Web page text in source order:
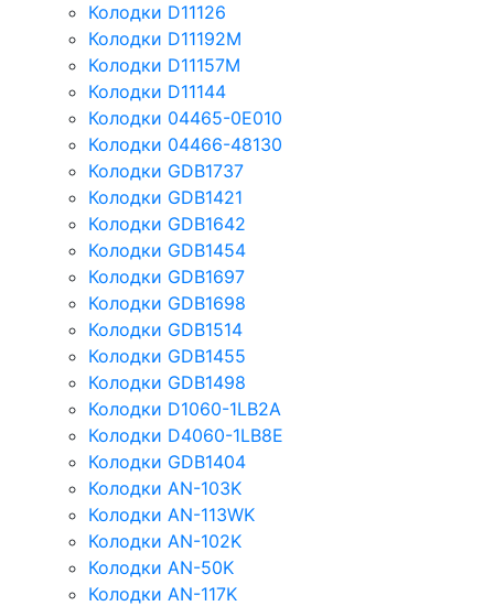
Колодки D11126
Колодки D11192M
Колодки D11157M
Колодки D11144
Колодки 04465-0E010
Колодки 04466-48130
Колодки GDB1737
Колодки GDB1421
Колодки GDB1642
Колодки GDB1454
Колодки GDB1697
Колодки GDB1698
Колодки GDB1514
Колодки GDB1455
Колодки GDB1498
Колодки D1060-1LB2A
Колодки D4060-1LB8E
Колодки GDB1404
Колодки AN-103K
Колодки AN-113WK
Колодки AN-102K
Колодки AN-50K
Колодки AN-117K